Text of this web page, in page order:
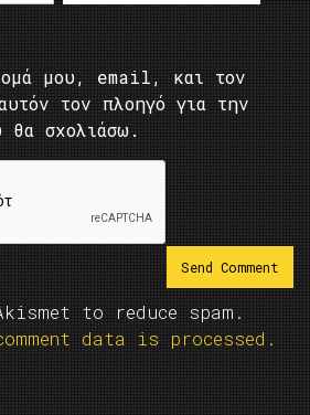
μου, email, και τον
τον πλοηγό για την
θα σχολιάσω.
to reduce spam.
data is processed.